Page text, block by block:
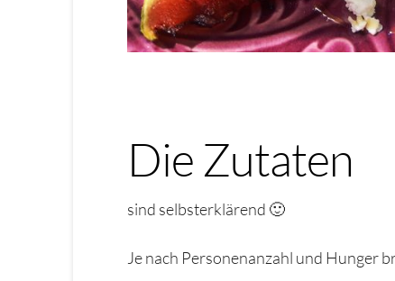
Die Zutaten
sind selbsterklärend 🙂
Je nach Personenanzahl und Hunger